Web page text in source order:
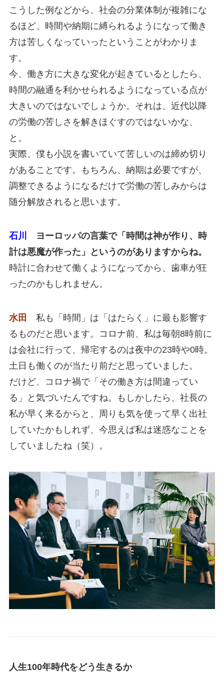
こうした例などから、社会の分業体制が複雑にな
るほど、時間や納期に縛られるようになって働き
方は苦しくなっていったということがわかりま
す。
今、働き方に大きな変化が起きているとしたら、
時間の融通を利かせられるようになっている点が
大きいのではないでしょうか。それは、近代以降
の労働の苦しさを解きほぐすのではないかな、
と。
実際、僕も小説を書いていて苦しいのは締め切り
があることです。もちろん、納期は必要ですが、
調整できるようになるだけで労働の苦しみからは
随分解放されると思います。
石川
ヨーロッパの言葉で「時間は神が作り、時
計は悪魔が作った」というのがありますからね。
時計に合わせて働くようになってから、歯車が狂
ったのかもしれません。
水田
私も「時間」は「はたらく」に最も影響す
るものだと思います。コロナ前、私は毎朝8時前に
は会社に行って、帰宅するのは夜中の23時や0時。
土日も働くのが当たり前だと思っていました。
だけど、コロナ禍で「その働き方は間違ってい
る」と気づいたんですね。もしかしたら、社長の
私が早く来るからと、周りも気を使って早く出社
していたかもしれず、今思えば私は迷惑なことを
していましたね（笑）。
人生100年時代をどう生きるか